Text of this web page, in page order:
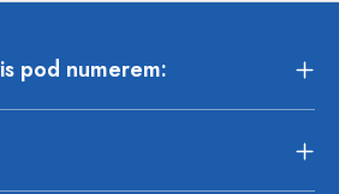
pod numerem: